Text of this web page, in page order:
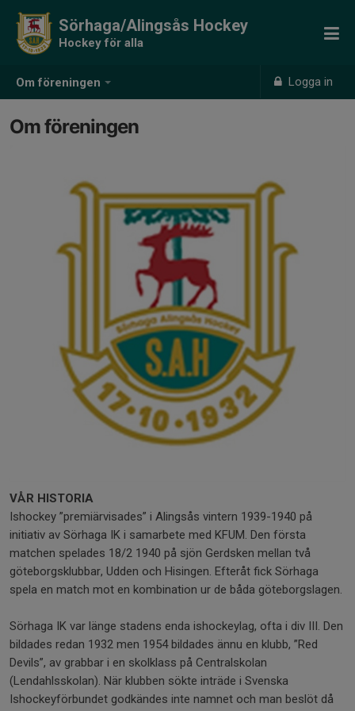
Om föreningen Logga in
Sörhaga/Alingsås Hockey
Hockey för alla
Om föreningen
VÅR HISTORIA
Ishockey ”premiärvisades” i Alingsås vintern 1939-1940 på
initiativ av Sörhaga IK i samarbete med KFUM. Den första
matchen spelades 18/2 1940 på sjön Gerdsken mellan två
göteborgsklubbar, Udden och Hisingen. Efteråt fick Sörhaga
spela en match mot en kombination ur de båda göteborgslagen.
Sörhaga IK var länge stadens enda ishockeylag, ofta i div III. Den
bildades redan 1932 men 1954 bildades ännu en klubb, ”Red
Devils”, av grabbar i en skolklass på Centralskolan
(Lendahlsskolan). När klubben sökte inträde i Svenska
Ishockeyförbundet godkändes inte namnet och man beslöt då